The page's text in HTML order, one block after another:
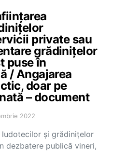
private sau
grădinițelor
puse în
/ Angajarea
doar pe
– document
2022
ludotecilor și grădinițelor
dezbatere publică vineri,